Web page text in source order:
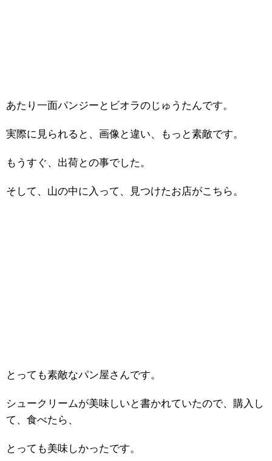
あたり一面パンジーとビオラのじゅうたんです。
実際に見られると、画像と違い、もっと素敵です。
もうすぐ、出荷との事でした。
そして、山の中に入って、見つけたお店がこちら。
とっても素敵なパン屋さんです。
シュークリームが美味しいと書かれていたので、購入し
て、食べたら、
とっても美味しかったです。